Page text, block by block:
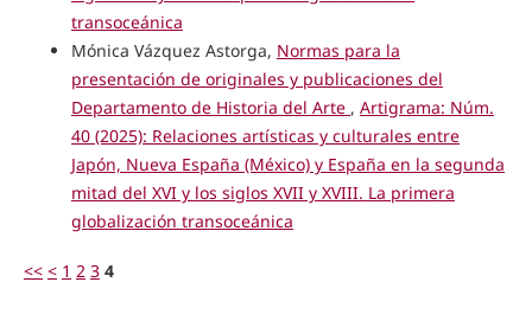
transoceánica
Mónica Vázquez Astorga, Normas para la
presentación de originales y publicaciones del
Departamento de Historia del Arte , Artigrama: Núm.
40 (2025): Relaciones artísticas y culturales entre
Japón, Nueva España (México) y España en la segunda
mitad del XVI y los siglos XVII y XVIII. La primera
globalización transoceánica
<< < 1 2 3 4